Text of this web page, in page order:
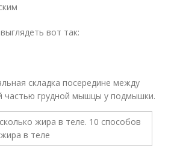
вот так:
складка посередине между
частью грудной мышцы у подмышки.